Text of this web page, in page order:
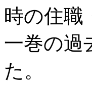
時の住職
一巻の過
た。